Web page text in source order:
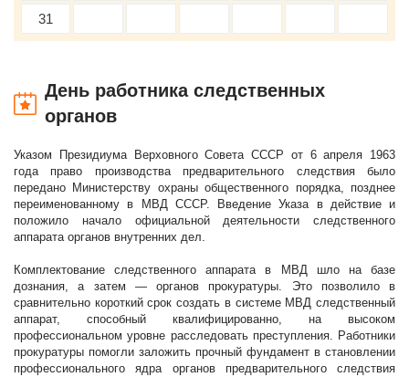
31
День работника следственных
органов
Указом Президиума Верховного Совета СССР от 6 апреля 1963
года право производства предварительного следствия было
передано Министерству охраны общественного порядка, позднее
переименованному в МВД СССР. Введение Указа в действие и
положило начало официальной деятельности следственного
аппарата органов внутренних дел.
Комплектование следственного аппарата в МВД шло на базе
дознания, а затем — органов прокуратуры. Это позволило в
сравнительно короткий срок создать в системе МВД следственный
аппарат, способный квалифицированно, на высоком
профессиональном уровне расследовать преступления. Работники
прокуратуры помогли заложить прочный фундамент в становлении
профессионального ядра органов предварительного следствия